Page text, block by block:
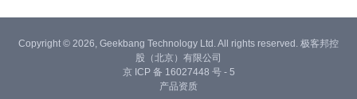
Copyright © 2026, Geekbang Technology Ltd. All rights reserved. 极客邦控
股（北京）有限公司
京 ICP 备 16027448 号 - 5
产品资质